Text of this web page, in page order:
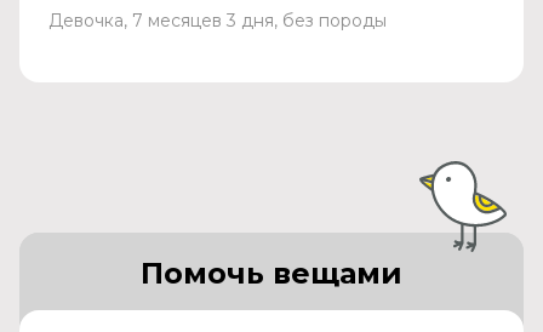
Девочка, 7 месяцев 3 дня, без породы
Помочь вещами